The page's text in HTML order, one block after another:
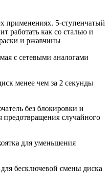
применениях. 5-ступенчатый
работать как со сталью и
и ржавчины
с сетевыми аналогами
менее чем за 2 секунды
без блокировки и
случайного
для уменьшения
бесключевой смены диска